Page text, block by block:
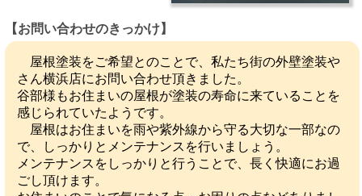
【お問い合わせのきっかけ】
屋根塗装をご希望とのことで、私たち街の外壁塗装や
さん横浜店にお問い合わせ頂きました。
谷部様もお住まいの屋根が塗装の寿命に来ていることを
感じられていたようです。
屋根はお住まいを雨や紫外線から守る大切な一部なの
で、しっかりとメンテナンスを行いましょう。
メンテナンスをしっかりと行うことで、長く快適にお過
ごし頂けます。